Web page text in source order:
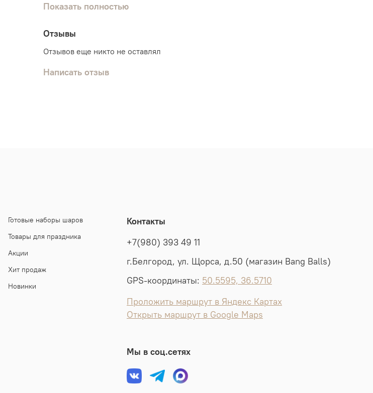
Наполнение:
20 классических шариков
Показать полностью
Отзывы
Отзывов еще никто не оставлял
Написать отзыв
Готовые наборы шаров
Товары для праздника
Акции
Хит продаж
Новинки
Контакты
+7(980) 393 49 11
г.Белгород, ул. Щорса, д.50 (магазин Bang Balls)
GPS-координаты: 50.5595, 36.5710
Проложить маршрут в Яндекс Картах
Открыть маршрут в Google Maps
Мы в соц.сетях